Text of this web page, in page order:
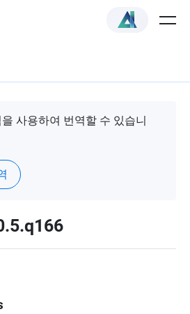
사용하여 번역할 수 있습니